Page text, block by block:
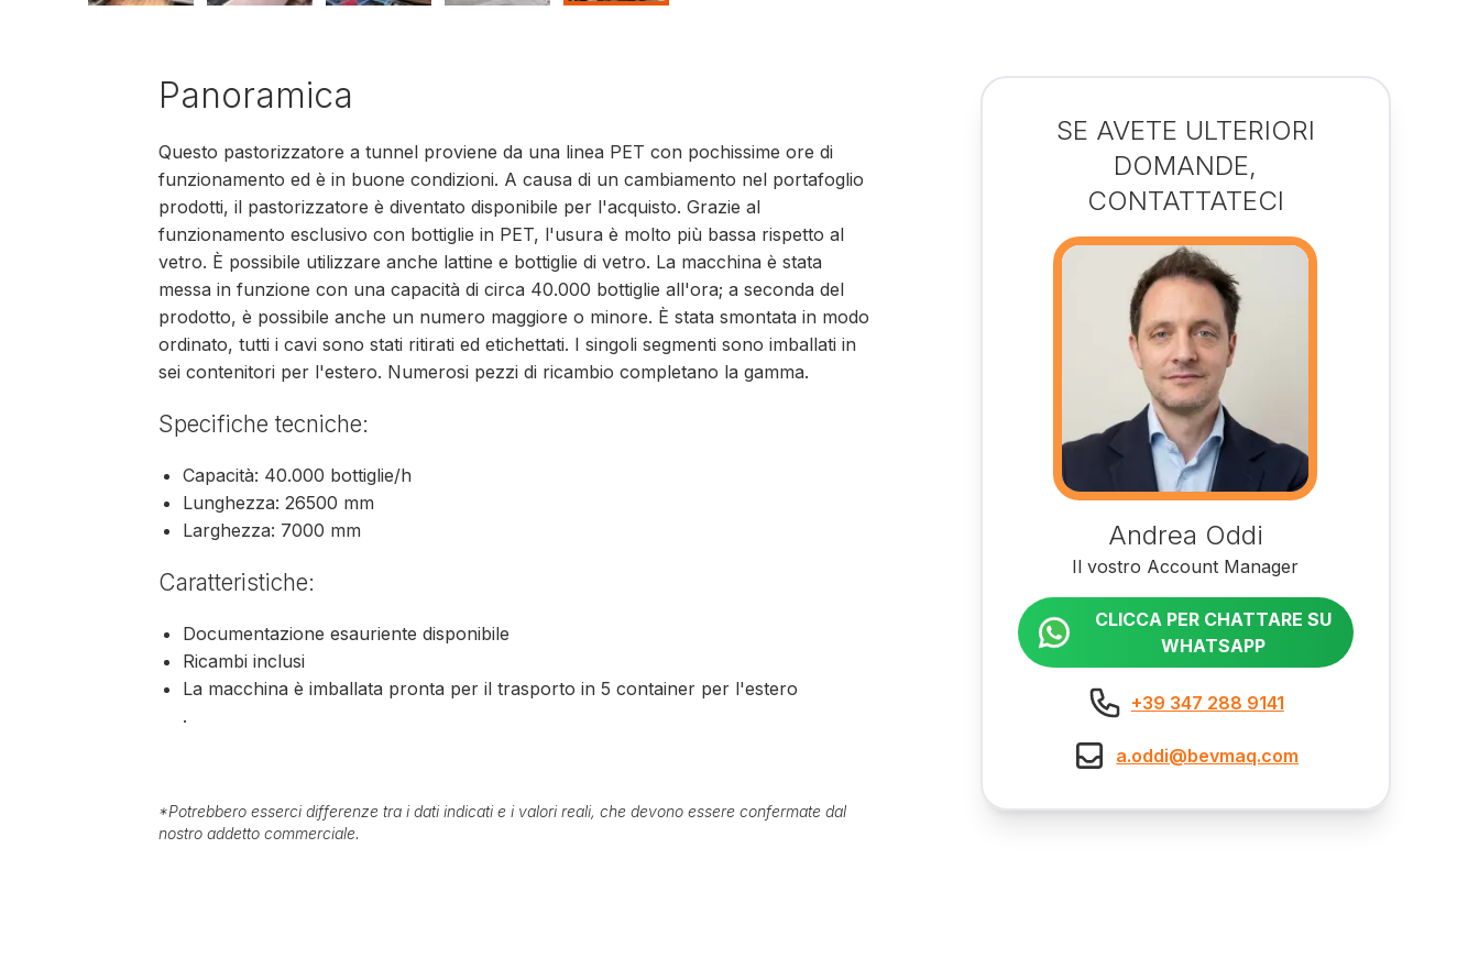
Panoramica
Questo pastorizzatore a tunnel proviene da una linea PET con pochissime ore di
funzionamento ed è in buone condizioni. A causa di un cambiamento nel portafoglio
prodotti, il pastorizzatore è diventato disponibile per l'acquisto. Grazie al
funzionamento esclusivo con bottiglie in PET, l'usura è molto più bassa rispetto al
vetro. È possibile utilizzare anche lattine e bottiglie di vetro. La macchina è stata
messa in funzione con una capacità di circa 40.000 bottiglie all'ora; a seconda del
prodotto, è possibile anche un numero maggiore o minore. È stata smontata in modo
ordinato, tutti i cavi sono stati ritirati ed etichettati. I singoli segmenti sono imballati in
sei contenitori per l'estero. Numerosi pezzi di ricambio completano la gamma.
Specifiche tecniche:
Capacità: 40.000 bottiglie/h
Lunghezza: 26500 mm
Larghezza: 7000 mm
Caratteristiche:
Documentazione esauriente disponibile
Ricambi inclusi
La macchina è imballata pronta per il trasporto in 5 container per l'estero
.
*Potrebbero esserci differenze tra i dati indicati e i valori reali, che devono essere confermate dal
nostro addetto commerciale.
SE AVETE ULTERIORI
DOMANDE,
CONTATTATECI
Andrea Oddi
Il vostro Account Manager
CLICCA PER CHATTARE SU
WHATSAPP
+39 347 288 9141
a.oddi@bevmaq.com